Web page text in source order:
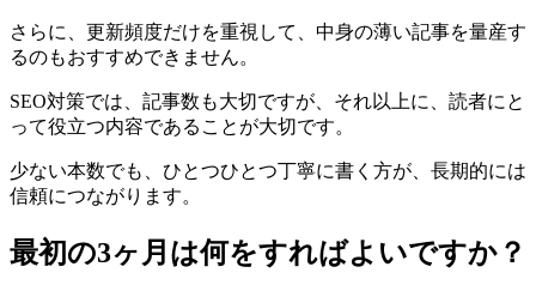
さらに、更新頻度だけを重視して、中身の薄い記事を量産す
るのもおすすめできません。
SEO対策では、記事数も大切ですが、それ以上に、読者にと
って役立つ内容であることが大切です。
少ない本数でも、ひとつひとつ丁寧に書く方が、長期的には
信頼につながります。
最初の3ヶ月は何をすればよいですか？